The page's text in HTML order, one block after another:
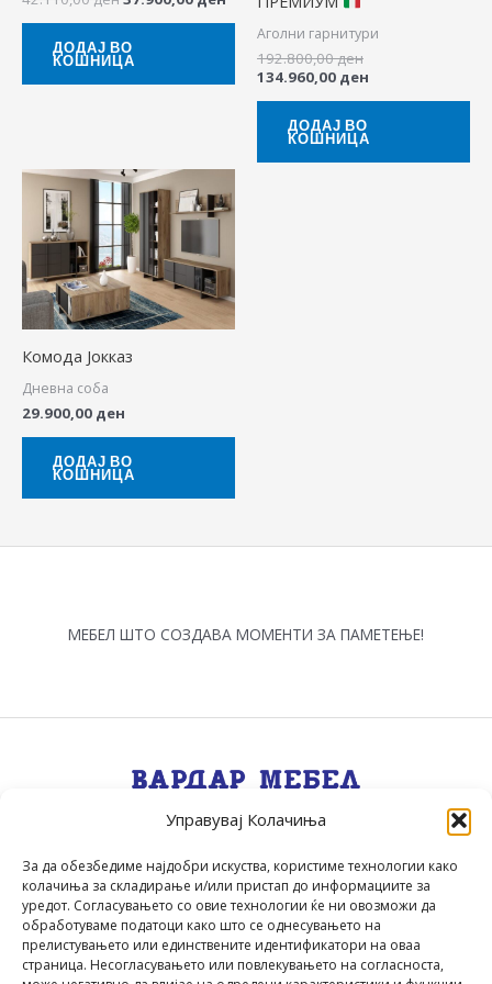
Управувај Колачиња
За да обезбедиме најдобри искуства, користиме технологии како
колачиња за складирање и/или пристап до информациите за
уредот. Согласувањето со овие технологии ќе ни овозможи да
обработуваме податоци како што се однесувањето на
прелистувањето или единствените идентификатори на оваа
страница. Несогласувањето или повлекувањето на согласноста,
ДОДАЈ ВО
КОШНИЦА
Аголни гарнитури
192.800,00ден
134.960,00 ден
ДОДАЈ ВО
КОШНИЦА
Комода Јокказ
Дневна соба
29.900,00 ден
ДОДАЈ ВО
КОШНИЦА
МЕБЕЛ ШТО СОЗДАВА МОМЕНТИ ЗА ПАМЕТЕЊЕ!
Квалитет, Стил, Селекција, Сервис.